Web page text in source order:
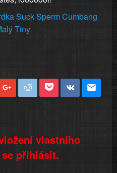
SuckSpermCumbang
Tiny
vlastního
přihlásit.